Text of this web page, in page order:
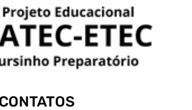
CONTATOS